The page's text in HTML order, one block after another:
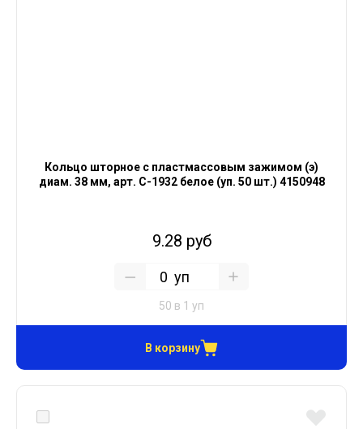
Кольцо шторное с пластмассовым зажимом (э)
диам. 38 мм, арт. С-1932 белое (уп. 50 шт.) 4150948
9.28 руб
уп
50 в 1 уп
В корзину